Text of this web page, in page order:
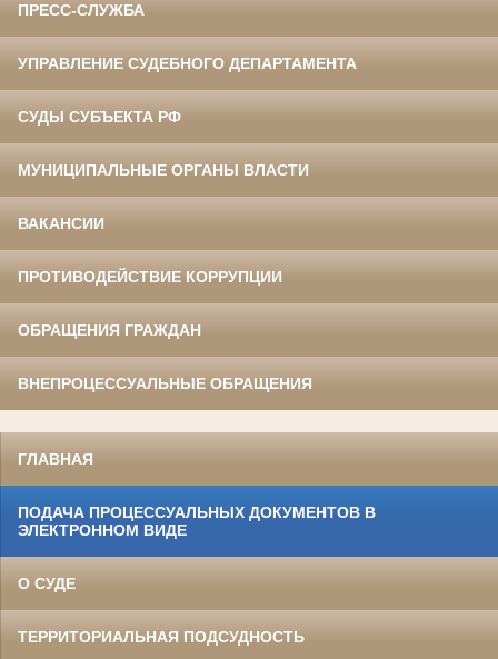
ПРЕСС-СЛУЖБА
УПРАВЛЕНИЕ СУДЕБНОГО ДЕПАРТАМЕНТА
СУДЫ СУБЪЕКТА РФ
МУНИЦИПАЛЬНЫЕ ОРГАНЫ ВЛАСТИ
ВАКАНСИИ
ПРОТИВОДЕЙСТВИЕ КОРРУПЦИИ
ОБРАЩЕНИЯ ГРАЖДАН
ВНЕПРОЦЕССУАЛЬНЫЕ ОБРАЩЕНИЯ
ГЛАВНАЯ
ПОДАЧА ПРОЦЕССУАЛЬНЫХ ДОКУМЕНТОВ В
ЭЛЕКТРОННОМ ВИДЕ
О СУДЕ
ТЕРРИТОРИАЛЬНАЯ ПОДСУДНОСТЬ